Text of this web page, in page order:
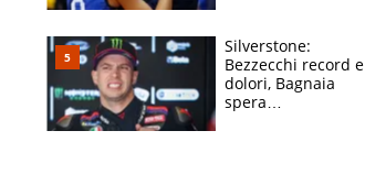
Silverstone:
Bezzecchi record e
dolori, Bagnaia
spera